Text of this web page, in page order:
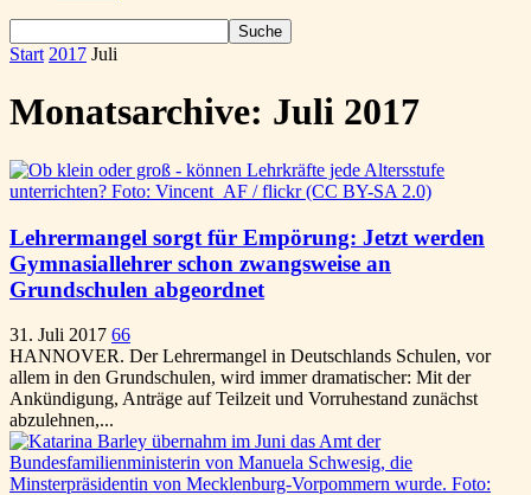
Start 2017 Juli
Monatsarchive: Juli 2017
Lehrermangel sorgt für Empörung: Jetzt werden
Gymnasiallehrer schon zwangsweise an
Grundschulen abgeordnet
31. Juli 2017 66
HANNOVER. Der Lehrermangel in Deutschlands Schulen, vor
allem in den Grundschulen, wird immer dramatischer: Mit der
Ankündigung, Anträge auf Teilzeit und Vorruhestand zunächst
abzulehnen,...